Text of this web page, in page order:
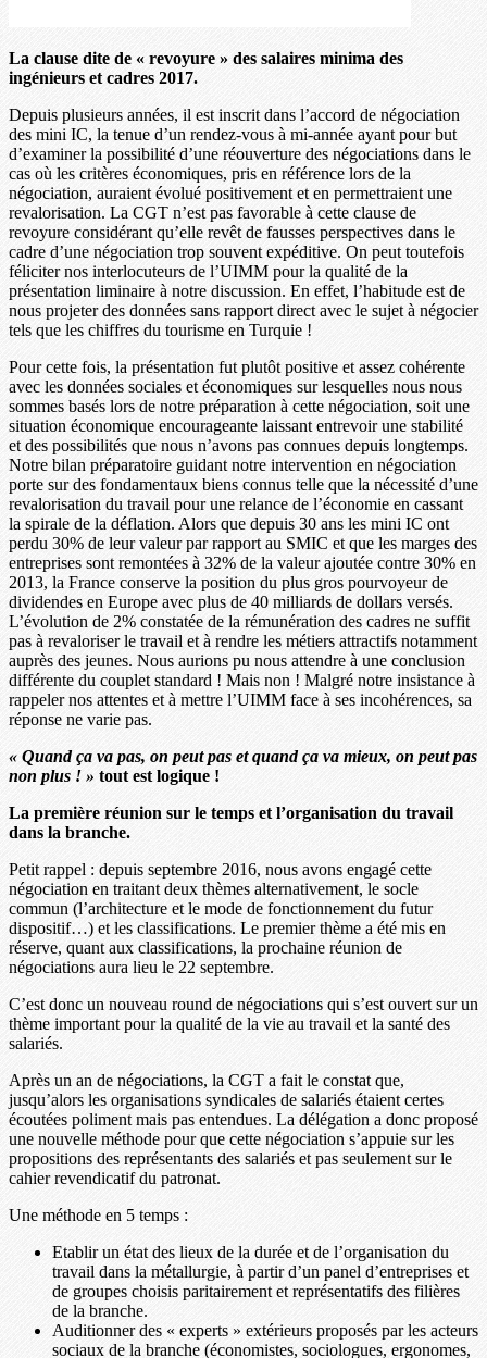
La clause dite de « revoyure » des salaires minima des
ingénieurs et cadres 2017.
Depuis plusieurs années, il est inscrit dans l’accord de négociation
des mini IC, la tenue d’un rendez-vous à mi-année ayant pour but
d’examiner la possibilité d’une réouverture des négociations dans le
cas où les critères économiques, pris en référence lors de la
négociation, auraient évolué positivement et en permettraient une
revalorisation. La CGT n’est pas favorable à cette clause de
revoyure considérant qu’elle revêt de fausses perspectives dans le
cadre d’une négociation trop souvent expéditive. On peut toutefois
féliciter nos interlocuteurs de l’UIMM pour la qualité de la
présentation liminaire à notre discussion. En effet, l’habitude est de
nous projeter des données sans rapport direct avec le sujet à négocier
tels que les chiffres du tourisme en Turquie !
Pour cette fois, la présentation fut plutôt positive et assez cohérente
avec les données sociales et économiques sur lesquelles nous nous
sommes basés lors de notre préparation à cette négociation, soit une
situation économique encourageante laissant entrevoir une stabilité
et des possibilités que nous n’avons pas connues depuis longtemps.
Notre bilan préparatoire guidant notre intervention en négociation
porte sur des fondamentaux biens connus telle que la nécessité d’une
revalorisation du travail pour une relance de l’économie en cassant
la spirale de la déflation. Alors que depuis 30 ans les mini IC ont
perdu 30% de leur valeur par rapport au SMIC et que les marges des
entreprises sont remontées à 32% de la valeur ajoutée contre 30% en
2013, la France conserve la position du plus gros pourvoyeur de
dividendes en Europe avec plus de 40 milliards de dollars versés.
L’évolution de 2% constatée de la rémunération des cadres ne suffit
pas à revaloriser le travail et à rendre les métiers attractifs notamment
auprès des jeunes. Nous aurions pu nous attendre à une conclusion
différente du couplet standard ! Mais non ! Malgré notre insistance à
rappeler nos attentes et à mettre l’UIMM face à ses incohérences, sa
réponse ne varie pas.
« Quand ça va pas, on peut pas et quand ça va mieux, on peut pas
non plus ! » tout est logique !
La première réunion sur le temps et l’organisation du travail
dans la branche.
Petit rappel : depuis septembre 2016, nous avons engagé cette
négociation en traitant deux thèmes alternativement, le socle
commun (l’architecture et le mode de fonctionnement du futur
dispositif…) et les classifications. Le premier thème a été mis en
réserve, quant aux classifications, la prochaine réunion de
négociations aura lieu le 22 septembre.
C’est donc un nouveau round de négociations qui s’est ouvert sur un
thème important pour la qualité de la vie au travail et la santé des
salariés.
Après un an de négociations, la CGT a fait le constat que,
jusqu’alors les organisations syndicales de salariés étaient certes
écoutées poliment mais pas entendues. La délégation a donc proposé
une nouvelle méthode pour que cette négociation s’appuie sur les
propositions des représentants des salariés et pas seulement sur le
cahier revendicatif du patronat.
Une méthode en 5 temps :
Etablir un état des lieux de la durée et de l’organisation du
travail dans la métallurgie, à partir d’un panel d’entreprises et
de groupes choisis paritairement et représentatifs des filières
de la branche.
Auditionner des « experts » extérieurs proposés par les acteurs
sociaux de la branche (économistes, sociologues, ergonomes,